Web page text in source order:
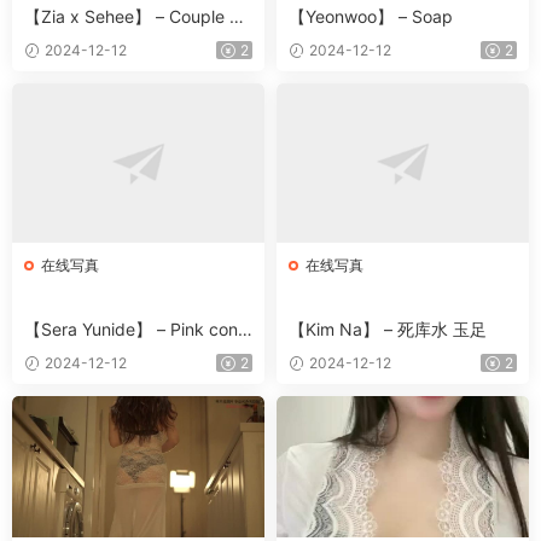
【Zia x Sehee】 – Couple Bu
rma2024-12-12 2
【Yeonwoo】 – Soap
2024-12-12 2
在线写真
【Sera Yunide】 – Pink conc
ept2024-12-12 2
在线写真
【Kim Na】 – 死库水 玉足
2024-12-12 2